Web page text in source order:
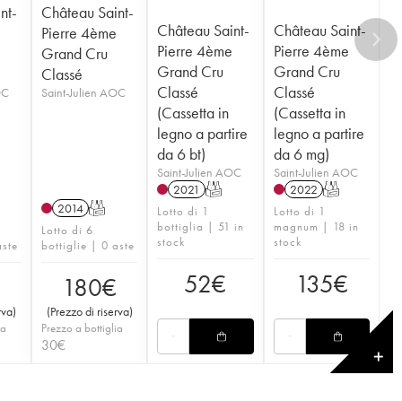
)
Château Saint-
Pierre 4ème
Grand Cru
Classé
Saint-Julien AOC
2014 T
Lotto di 6
bottiglie | 0 aste
180€
(Prezzo di riserva)
Prezzo a bottiglia
30€
Château Saint-
Pierre 4ème
Grand Cru
Classé
(Cassetta in
legno a partire
da 6 bt)
Saint-Julien AOC
2021 T
Lotto di 1
bottiglia | 51 in
stock
52€
Château Saint-
Pierre 4ème
Grand Cru
Classé
(Cassetta in
legno a partire
da 6 mg)
Saint-Julien AOC
2022 T
Lotto di 1
magnum | 18 in
stock
135€
✕